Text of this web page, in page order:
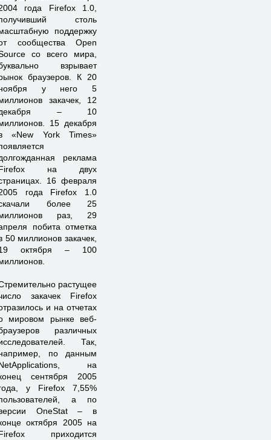
года Firefox 1.0,
столь
поддержку
сообщества Open
со всего мира,
взрывает
браузеров. К 20
у него 5
закачек, 12
– 10
15 декабря
«New York Times»
реклама
на двух
16 февраля
года Firefox 1.0
более 25
раз, 29
побита отметка
50 миллионов закачек,
октября – 100
растущее
закачек Firefox
и на отчетах
мировом рынке веб-
различных
Так,
по данным
на
сентября 2005
у Firefox 7,55%
а по
OneStat – в
октября 2005 на
приходится